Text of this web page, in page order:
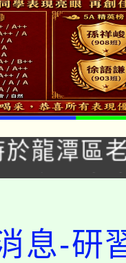
29、30在
龍潭區
內行報名
運動會8/
息-研